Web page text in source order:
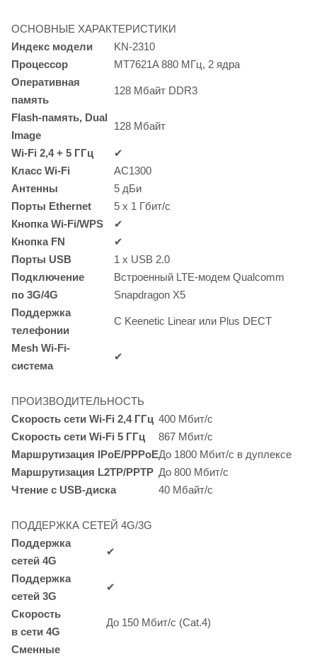
ОСНОВНЫЕ ХАРАКТЕРИСТИКИ
Индекс модели
KN-2310
Процессор
MT7621A 880 МГц, 2 ядра
Оперативная
память
128 Мбайт DDR3
Flash-память, Dual
Image
128 Мбайт
Wi-Fi 2,4 + 5 ГГц
✔
Класс Wi-Fi
AC1300
Антенны
5 дБи
Порты Ethernet
5 x 1 Гбит/с
КнопкаWi-Fi/WPS
✔
Кнопка FN
✔
Порты USB
1 x USB 2.0
Подключение
по 3G/4G
Встроенный LTE-модем Qualcomm
Snapdragon X5
Поддержка
телефонии
C Keenetic Linear или Plus DECT
Mesh Wi-Fi-
система
✔
ПРОИЗВОДИТЕЛЬНОСТЬ
Скорость сети Wi-Fi 2,4 ГГц 400 Мбит/с
Скорость сети Wi-Fi 5 ГГц 867 Мбит/с
Маршрутизация IPoE/PPPoEДо 1800 Мбит/с в дуплексе
Маршрутизация L2TP/PPTP До 800 Мбит/с
Чтение с USB-диска
40 Мбайт/с
ПОДДЕРЖКА СЕТЕЙ 4G/3G
Поддержка
сетей 4G
✔
Поддержка
сетей 3G
✔
Скорость
в сети 4G
До 150 Мбит/с (Cat.4)
Сменные